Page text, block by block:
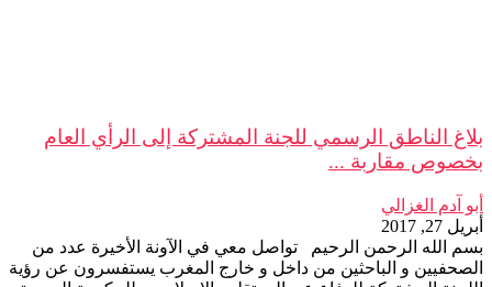
بلاغ الناطق الرسمي للجنة المشتركة إلى الرأي العام
بخصوص مقاربة ...
أبو آدم الغزالي
أبريل 27, 2017
بسم الله الرحمن الرحيم تواصل معي في الآونة الأخيرة عدد من
الصحفيين و الباحثين من داخل و خارج المغرب يستفسرون عن رؤية